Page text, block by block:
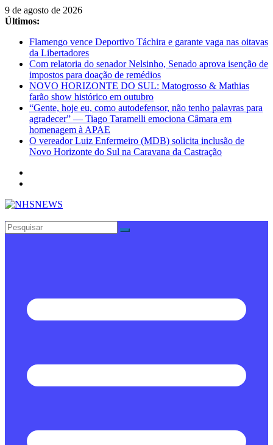
Pular
para
conteúdo
9 de agosto de 2026
Últimos:
Flamengo vence Deportivo Táchira e garante vaga nas oitavas
da Libertadores
Com relatoria do senador Nelsinho, Senado aprova isenção de
impostos para doação de remédios
NOVO HORIZONTE DO SUL: Matogrosso & Mathias
farão show histórico em outubro
“Gente, hoje eu, como autodefensor, não tenho palavras para
agradecer” — Tiago Taramelli emociona Câmara em
homenagem à APAE
O vereador Luiz Enfermeiro (MDB) solicita inclusão de
Novo Horizonte do Sul na Caravana da Castração